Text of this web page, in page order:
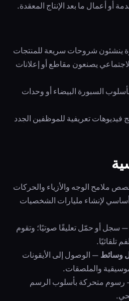
أو أعمال ما بعد الإنتاج المعقدة.
ينشئون شروحات سريعة للمنتجات
يصنعون مقاطع أو إعلانات
السبورة البيضاء أو وحدات
فيديوهات تعريفية للموظفين الجدد
ملامح الوجه والأزياء والحركات
100 قالب أساسي لإنشاء مليارات الشخصيات
— سجل أو حمّل تعليقًا صوتيًا؛ وتقوم
تلقائيًا.
— الوصول إلى الأيقونات
والملصقات.
رسوم متحركة بأسلوب الرسم